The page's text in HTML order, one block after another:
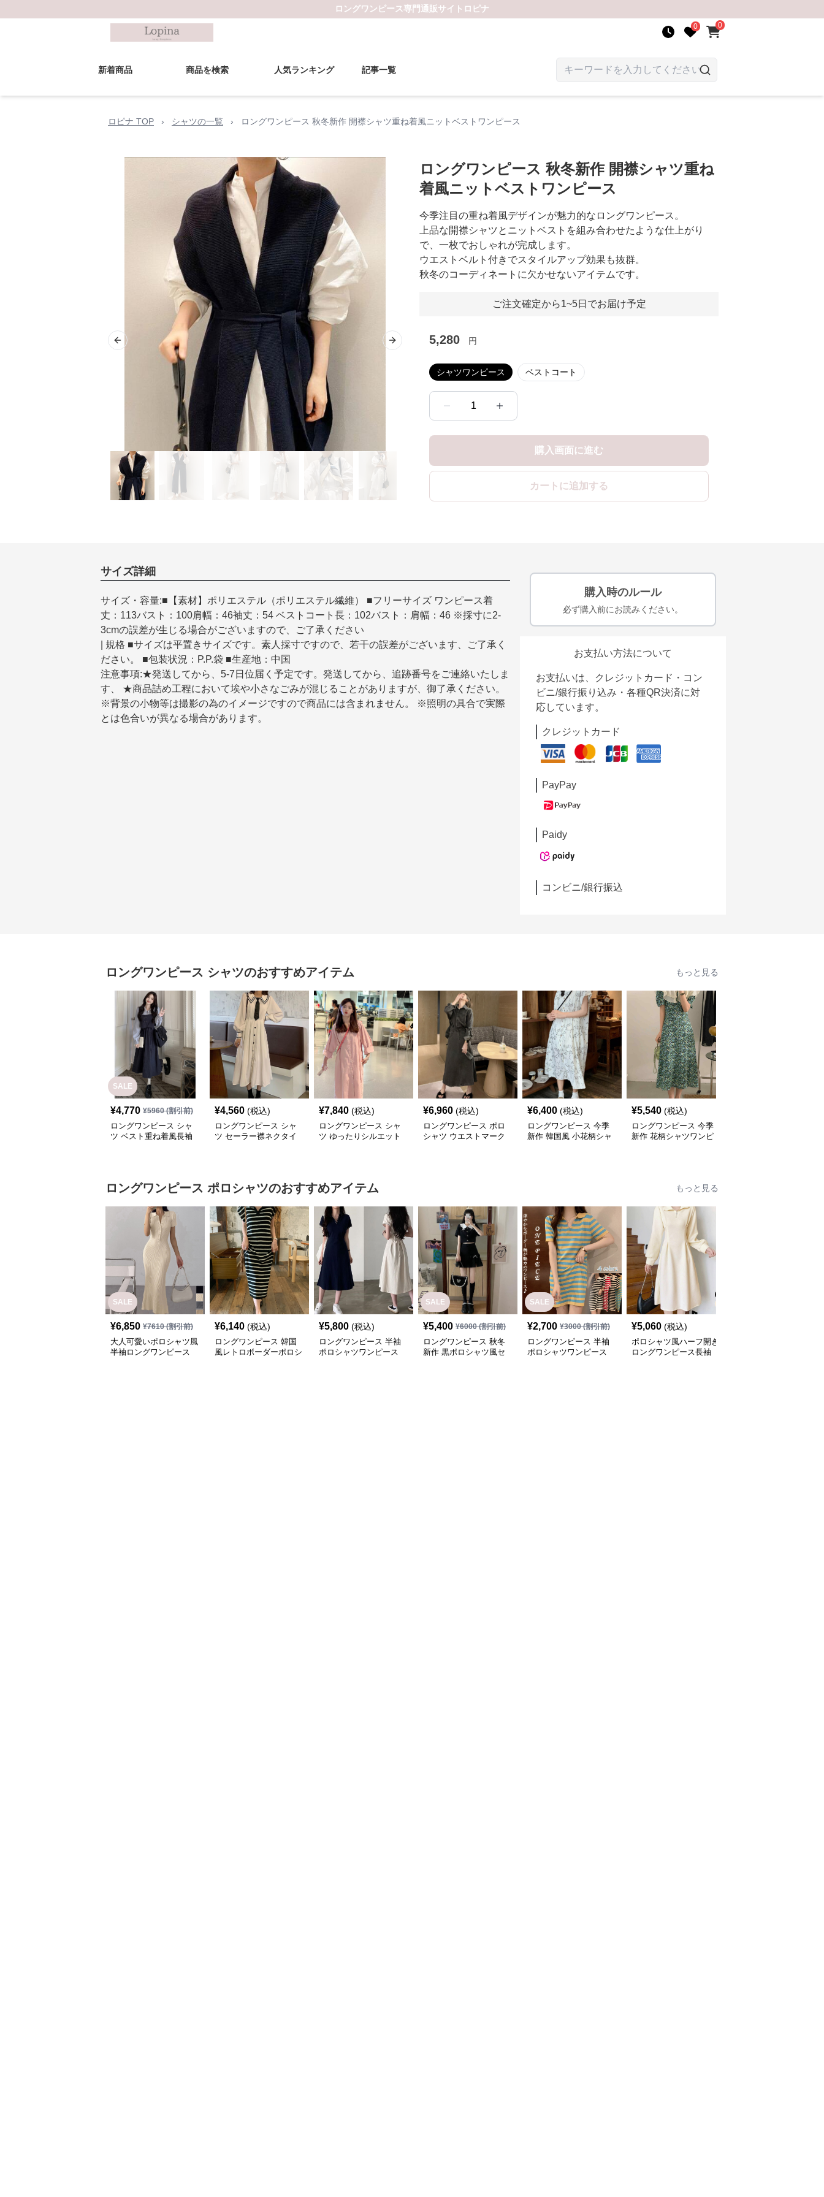
ロングワンピース専門通販サイト ロピナ
0 0
新着商品 商品を検索 人気ランキング 記事一覧
ロピナ TOP › シャツの一覧 › ロングワンピース 秋冬新作 開襟シャツ重ね着風ニットベストワンピース
Previous slide Next slide
ロングワンピース 秋冬新作 開襟シャツ重ね
着風ニットベストワンピース
今季注目の重ね着風デザインが魅力的なロングワンピース。
上品な開襟シャツとニットベストを組み合わせたような仕上がり
で、一枚でおしゃれが完成します。
ウエストベルト付きでスタイルアップ効果も抜群。
秋冬のコーディネートに欠かせないアイテムです。
ご注文確定から1~5日でお届け予定
5,280 円
シャツワンピース ベストコート
1
購入画面に進む
カートに追加する
サイズ詳細
サイズ・容量:■【素材】ポリエステル（ポリエステル繊維） ■フリーサイズ ワンピース着
丈：113バスト：100肩幅：46袖丈：54 ベストコート長：102バスト：肩幅：46 ※採寸に2-
3cmの誤差が生じる場合がございますので、ご了承ください
| 規格 ■サイズは平置きサイズです。素人採寸ですので、若干の誤差がございます、ご了承く
ださい。 ■包装状況：P.P.袋 ■生産地：中国
注意事項:★発送してから、5-7日位届く予定です。発送してから、追跡番号をご連絡いたしま
す、 ★商品詰め工程において埃や小さなごみが混じることがありますが、御了承ください。
※背景の小物等は撮影の為のイメージですので商品には含まれません。 ※照明の具合で実際
とは色合いが異なる場合があります。
購入時のルール
必ず購入前にお読みください。
お支払い方法について
お支払いは、クレジットカード・コン
ビニ/銀行振り込み・各種QR決済に対
応しています。
クレジットカード
PayPay
Paidy
コンビニ/銀行振込
ロングワンピース シャツのおすすめアイテム もっと見る
SALE
¥4,770 ¥5960(割引前)
ロングワンピース シャ
ツ ベスト重ね着風長袖
¥4,560 (税込)
ロングワンピース シャ
ツ セーラー襟ネクタイ
¥7,840 (税込)
ロングワンピース シャ
ツ ゆったりシルエット
¥6,960 (税込)
ロングワンピース ポロ
シャツ ウエストマーク
¥6,400 (税込)
ロングワンピース 今季
新作 韓国風 小花柄シャ
¥5,540 (税込)
ロングワンピース 今季
新作 花柄シャツワンピ
ロングワンピース ポロシャツのおすすめアイテム もっと見る
SALE
¥6,850 ¥7610(割引前)
大人可愛いポロシャツ風
半袖ロングワンピース
¥6,140 (税込)
ロングワンピース 韓国
風レトロボーダーポロシ
¥5,800 (税込)
ロングワンピース 半袖
ポロシャツワンピース
SALE
¥5,400 ¥6000(割引前)
ロングワンピース 秋冬
新作 黒ポロシャツ風セ
SALE
¥2,700 ¥3000(割引前)
ロングワンピース 半袖
ポロシャツワンピース
¥5,060 (税込)
ポロシャツ風ハーフ開き
ロングワンピース長袖